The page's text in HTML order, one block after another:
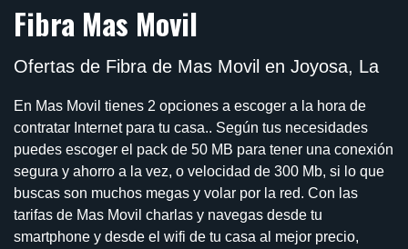
Fibra Mas Movil
Ofertas de Fibra de Mas Movil en Joyosa, La
En Mas Movil tienes 2 opciones a escoger a la hora de
contratar Internet para tu casa.. Según tus necesidades
puedes escoger el pack de 50 MB para tener una conexión
segura y ahorro a la vez, o velocidad de 300 Mb, si lo que
buscas son muchos megas y volar por la red. Con las
tarifas de Mas Movil charlas y navegas desde tu
smartphone y desde el wifi de tu casa al mejor precio,